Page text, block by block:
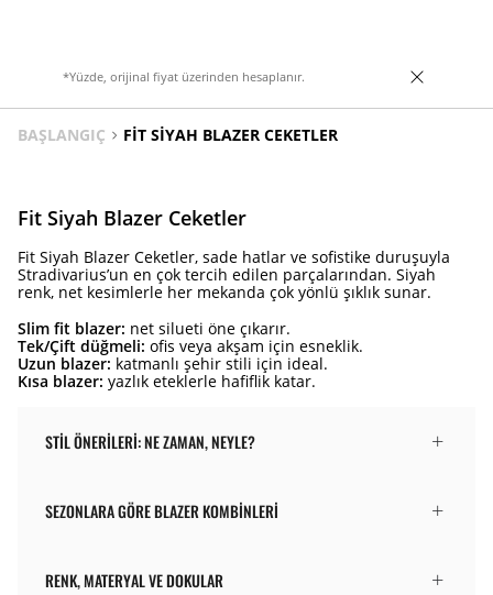
*Yüzde, orijinal fiyat üzerinden hesaplanır.
BAŞLANGIÇ FIT SIYAH BLAZER CEKETLER
Fit Siyah Blazer Ceketler
Fit Siyah Blazer Ceketler, sade hatlar ve sofistike duruşuyla
Stradivarius’un en çok tercih edilen parçalarından. Siyah
renk, net kesimlerle her mekanda çok yönlü şıklık sunar.
Slim fit blazer: net silueti öne çıkarır.
Tek/Çift düğmeli: ofis veya akşam için esneklik.
Uzun blazer: katmanlı şehir stili için ideal.
Kısa blazer: yazlık eteklerle hafiflik katar.
STIL ÖNERILERI: NE ZAMAN, NEYLE?
SEZONLARA GÖRE BLAZER KOMBINLERI
RENK, MATERYAL VE DOKULAR